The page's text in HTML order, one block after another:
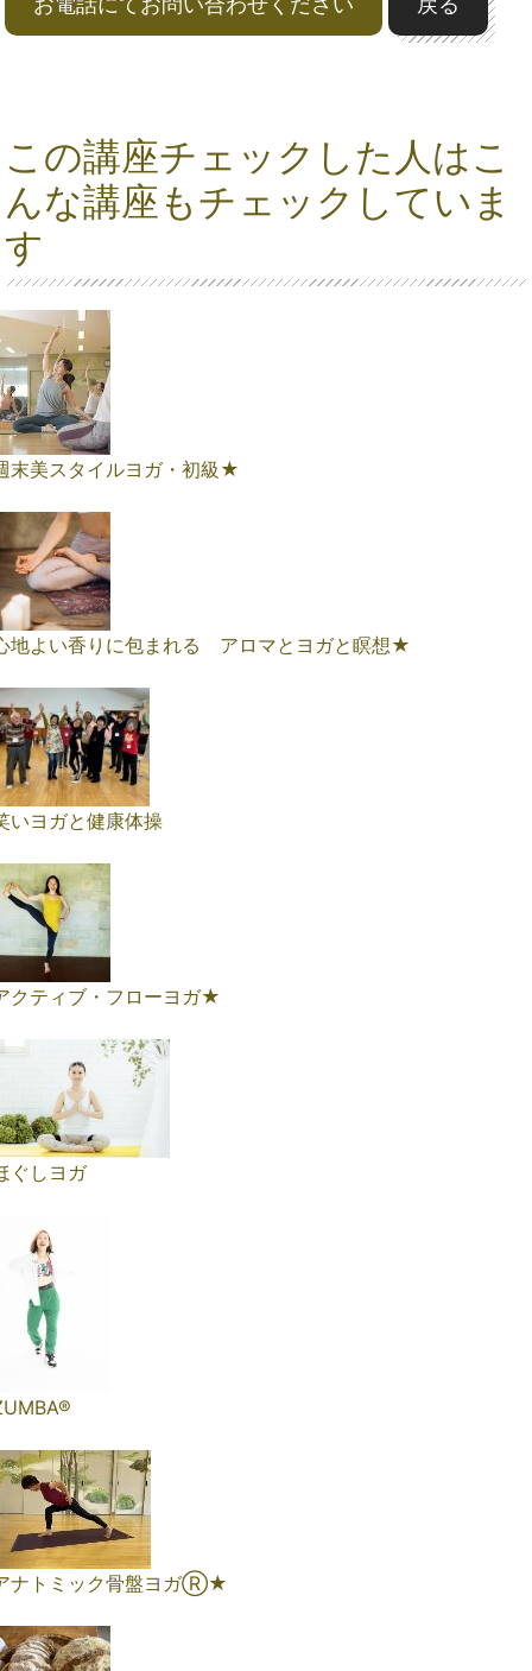
この講座チェックした人はこ
んな講座もチェックしていま
す
末美スタイルヨガ・初級★
地よい香りに包まれる アロマとヨガと瞑想★
いヨガと健康体操
クティブ・フローヨガ★
ぐしヨガ
ナトミック骨盤ヨガⓇ★